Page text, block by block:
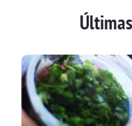
BATIDAS
BEBIDAS E
BISCOITOS